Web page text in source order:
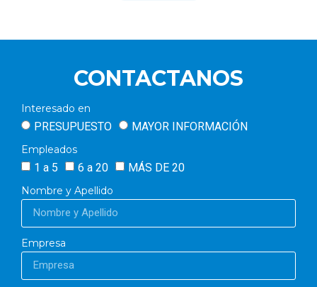
CONTACTANOS
Interesado en
PRESUPUESTO MAYOR INFORMACIÓN
Empleados
1 a 5 6 a 20 MÁS DE 20
Nombre y Apellido
Empresa